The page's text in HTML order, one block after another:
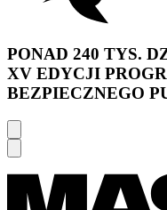
PONAD 240 TYS.
XV EDYCJI
BEZPIECZNEGO